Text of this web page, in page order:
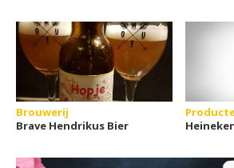
Brouwerij
Brave Hendrikus Bier